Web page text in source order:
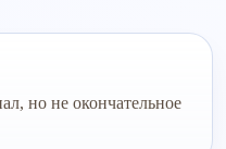
но не окончательное